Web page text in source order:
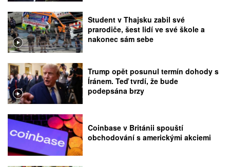
Student v Thajsku zabil své
prarodiče, šest lidí ve své škole a
nakonec sám sebe
Trump opět posunul termín dohody s
Íránem. Teď tvrdí, že bude
podepsána brzy
Coinbase v Británii spouští
obchodování s americkými akciemi